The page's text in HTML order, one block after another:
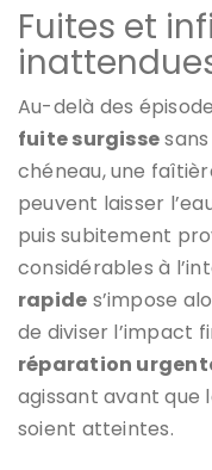
Fuites et
Au-delà des
fuite surgisse
chéneau, une
peuvent laisser
puis subitement
considérables à
rapide s’impose
de diviser l’impact
réparation
agissant avant que
soient atteintes.